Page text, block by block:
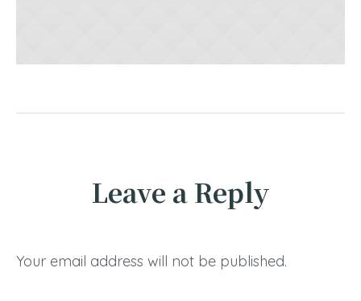
Leave a Reply
Your email address will not be published.